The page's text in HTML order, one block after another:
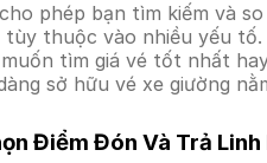
phép bạn tìm kiếm và
tùy thuộc vào nhiều yếu
tìm giá vé tốt nhất
sở hữu vé xe giường
Điểm Đón Và Trả